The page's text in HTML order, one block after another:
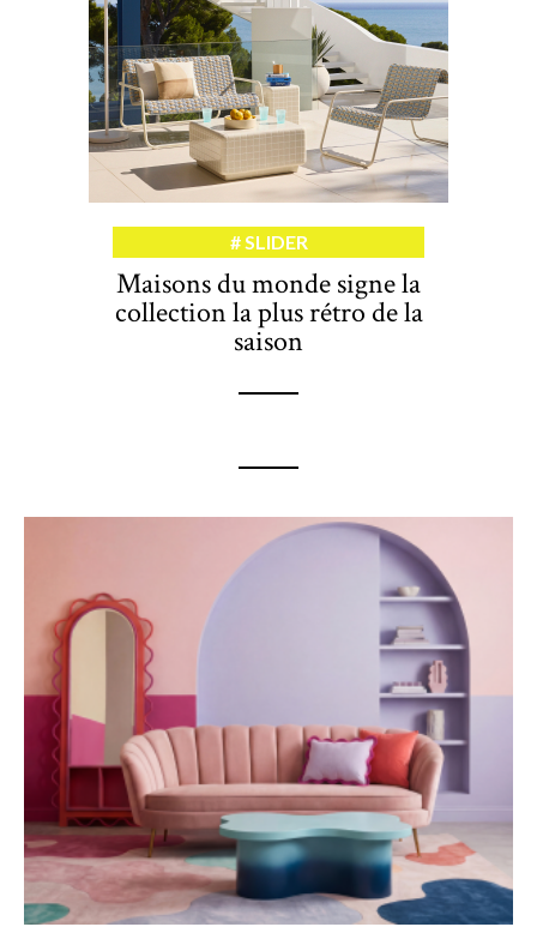
SLIDER
Maisons du monde signe la
collection la plus rétro de la
saison